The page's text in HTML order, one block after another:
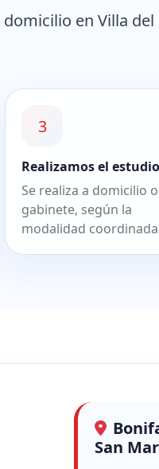
en Villa
3
Realizamos el estudio
Se realiza a domicilio
gabinete, según la
modalidad
San